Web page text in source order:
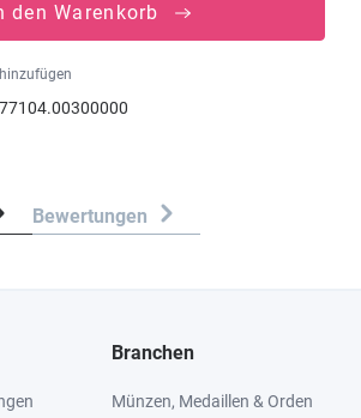
den Warenkorb
Bewertungen
Branchen
Münzen, Medaillen & Orden